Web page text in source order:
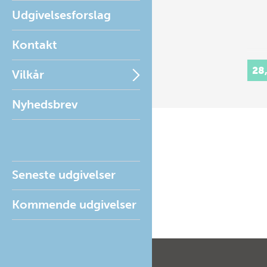
Udgivelsesforslag
Kontakt
Vilkår
Nyhedsbrev
Seneste udgivelser
Kommende udgivelser